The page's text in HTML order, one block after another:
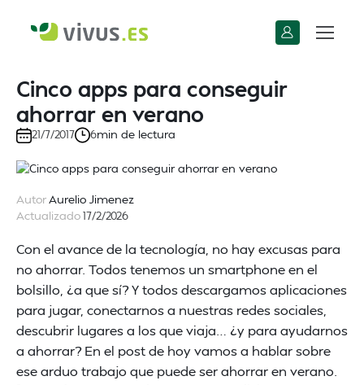
Cinco apps para conseguir
ahorrar en verano
21/7/2017 6min de lectura
AutorAurelio Jimenez
Actualizado17/2/2026
Con el avance de la tecnología, no hay excusas para
no ahorrar. Todos tenemos un smartphone en el
bolsillo, ¿a que sí? Y todos descargamos aplicaciones
para jugar, conectarnos a nuestras redes sociales,
descubrir lugares a los que viaja… ¿y para ayudarnos
a ahorrar? En el post de hoy vamos a hablar sobre
ese arduo trabajo que puede ser ahorrar en verano.